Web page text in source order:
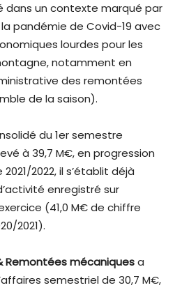
dans un contexte marqué par
pandémie de Covid-19 avec
lourdes pour les
notamment en
des remontées
de la saison).
du 1er semestre
à 39,7 M€, en progression
2022, il s’établit déjà
enregistré sur
(41,0 M€ de chiffre
2021).
Remontées mécaniquesa
semestriel de 30,7 M€,